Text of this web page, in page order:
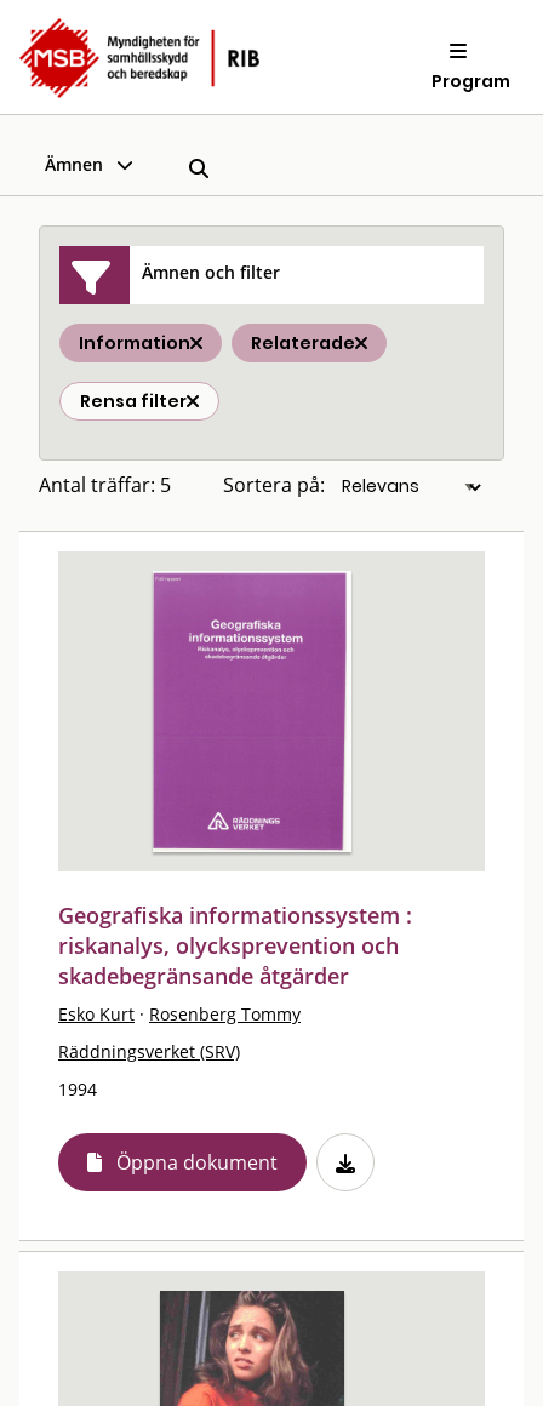
Program
Ämnen
Ämnen och filter
Information Relaterade
Rensa filter
Antal träffar: 5 Sortera på:
Geografiska informationssystem :
riskanalys, olycksprevention och
skadebegränsande åtgärder
Esko Kurt · Rosenberg Tommy
Räddningsverket (SRV)
1994
Öppna dokument